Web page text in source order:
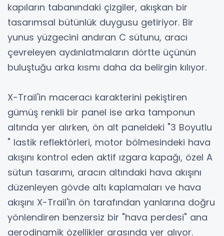
kapıların tabanındaki çizgiler, akışkan bir
tasarımsal bütünlük duygusu getiriyor. Bir
yunus yüzgecini andıran C sütunu, aracı
çevreleyen aydınlatmaların dörtte üçünün
buluştuğu arka kısmı daha da belirgin kılıyor.
X-Trail'in maceracı karakterini pekiştiren
gümüş renkli bir panel ise arka tamponun
altında yer alırken, ön alt paneldeki "3 Boyutlu
" lastik reflektörleri, motor bölmesindeki hava
akışını kontrol eden aktif ızgara kapağı, özel A
sütun tasarımı, aracın altındaki hava akışını
düzenleyen gövde altı kaplamaları ve hava
akışını X-Trail'in ön tarafından yanlarına doğru
yönlendiren benzersiz bir "hava perdesi" ana
aerodinamik özellikler arasında yer alıyor.